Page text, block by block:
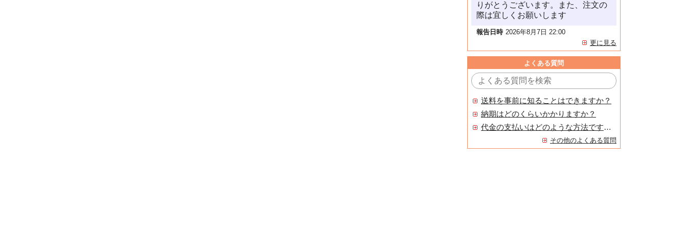
りがとうございます。また、注文の
際は宜しくお願いします
報告日時 2026年8月7日 22:00
更に見る
よくある質問
送料を事前に知ることはできますか？
納期はどのくらいかかりますか？
代金の支払いはどのような方法ですか？
その他のよくある質問